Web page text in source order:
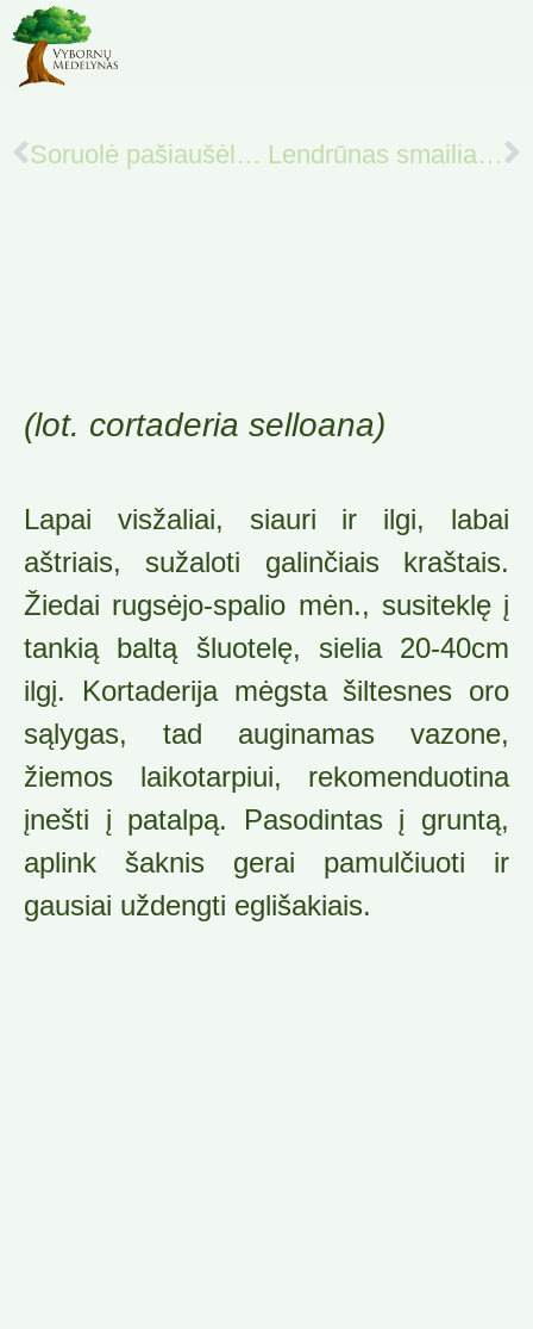
Soruolė pašiaušėlinė ‘Little bunny’ Lendrūnas smailiažiedis ‘KARL Foerster’
(lot. cortaderia selloana)
Lapai visžaliai, siauri ir ilgi, labai
aštriais, sužaloti galinčiais kraštais.
Žiedai rugsėjo-spalio mėn., susiteklę į
tankią baltą šluotelę, sielia 20-40cm
ilgį. Kortaderija mėgsta šiltesnes oro
sąlygas, tad auginamas vazone,
žiemos laikotarpiui, rekomenduotina
įnešti į patalpą. Pasodintas į gruntą,
aplink šaknis gerai pamulčiuoti ir
gausiai uždengti eglišakiais.